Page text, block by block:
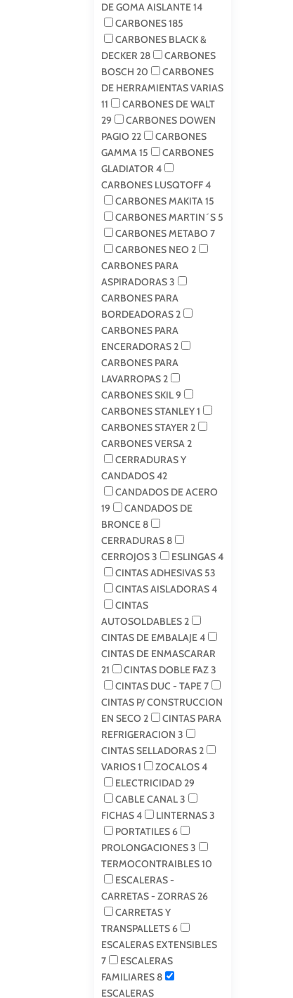
DE GOMA AISLANTE14
CARBONES185
CARBONES BLACK &
DECKER28
CARBONES
BOSCH20
CARBONES
DE HERRAMIENTAS VARIAS
11
CARBONES DE WALT
29
CARBONES DOWEN
PAGIO22
CARBONES
GAMMA15
CARBONES
GLADIATOR4
CARBONES LUSQTOFF4
CARBONES MAKITA15
CARBONES MARTIN´S 5
CARBONES METABO7
CARBONES NEO2
CARBONES PARA
ASPIRADORAS3
CARBONES PARA
BORDEADORAS2
CARBONES PARA
ENCERADORAS2
CARBONES PARA
LAVARROPAS2
CARBONES SKIL9
CARBONES STANLEY1
CARBONES STAYER2
CARBONES VERSA2
CERRADURAS Y
CANDADOS42
CANDADOS DE ACERO
19
CANDADOS DE
BRONCE 8
CERRADURAS 8
CERROJOS3 ESLINGAS4
CINTAS ADHESIVAS 53
CINTAS AISLADORAS4
CINTAS
AUTOSOLDABLES2
CINTAS DE EMBALAJE4
CINTAS DE ENMASCARAR
21
CINTAS DOBLE FAZ3
CINTAS DUC - TAPE7
CINTAS P/ CONSTRUCCION
EN SECO2
CINTAS PARA
REFRIGERACION3
CINTAS SELLADORAS2
VARIOS1 ZOCALOS4
ELECTRICIDAD29
CABLE CANAL3
FICHAS4 LINTERNAS3
PORTATILES6
PROLONGACIONES3
TERMOCONTRAIBLES10
ESCALERAS -
CARRETAS - ZORRAS26
CARRETAS Y
TRANSPALLETS6
ESCALERAS EXTENSIBLES
7
ESCALERAS
FAMILIARES 8
ESCALERAS